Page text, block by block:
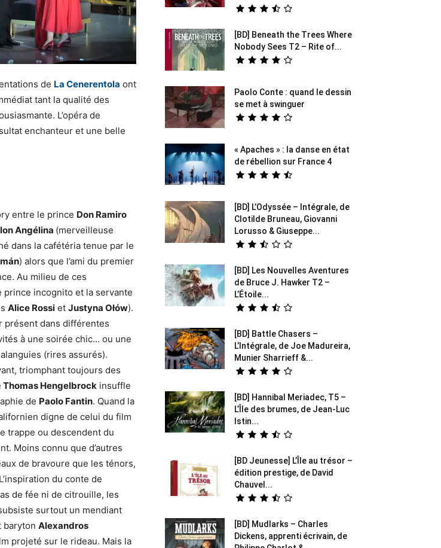
de La Cenerentola ont
tant la qualité des
L’opéra de
enchanteur et une belle
entre le prince Don Ramiro
Angélina (merveilleuse
dans la cafétéria tenue par le
) alors que l’ami du premier
Au milieu de ces
prince incognito et la servante
Alice Rossi et Justyna Ołów).
dans différentes
à une soirée chic… ou une
(rires assurés).
triomphant toujours des
Thomas Hengelbrock insuffle
de Paolo Fantin. Quand la
digne de celui du film
trappe ou descendent du
Moins connu que d’autres
de bravoure que les ténors,
du conte de
de fée ni de citrouille, les
surtout un mendiant
baryton Alexandros
projeté sur le rideau. Mais la
[BD] Beneath the Trees Where
Nobody Sees T2 – Rite of...
Paolo Conte : quand le dessin
se met à swinguer
« Apaches » : la danse en état
de rébellion sur France 4
[BD] L’Odyssée – Intégrale, de
Clotilde Bruneau, Giovanni
Lorusso & Giuseppe...
[BD] Les Nouvelles Aventures
de Bruce J. Hawker T2 –
L’Étoile...
[BD] Battle Chasers –
L’Intégrale, de Joe Madureira,
Munier Sharrieff &...
[BD] Hannibal Meriadec, T5 –
L’Île des brumes, de Jean-Luc
Istin...
[BD Jeunesse] L’Île au trésor –
édition prestige, de David
Chauvel...
[BD] Mudlarks – Charles
Dickens, apprenti écrivain, de